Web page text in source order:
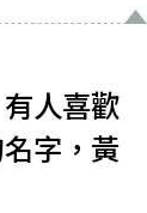
有人喜歡
字，黃